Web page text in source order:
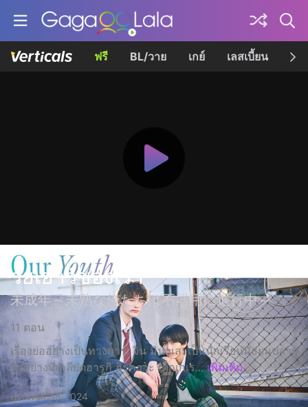
ฟรี BL/วาย เกย์ เลสเบี้ยน เค
วัยเยาว์ของเรา
未成年～未熟な俺たちは不器用に進行中～
11 ตอน
เรื่องย่ออย่างเป็นทางการ: จิน มินาเสะเป็นนักเรียนมัธยมปลาย
ตัวอย่างที่เกลียดฮารูกิ ฮิรุคาวะ เด็กเกเร... เพิ่มเติม
ประเทศญี่ปุ่น2024